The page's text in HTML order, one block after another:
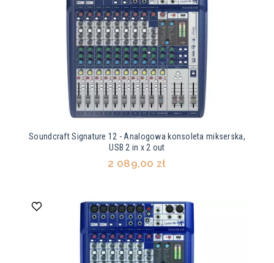
Soundcraft Signature 12 - Analogowa konsoleta mikserska,
USB 2 in x 2 out
2 089,00 zł